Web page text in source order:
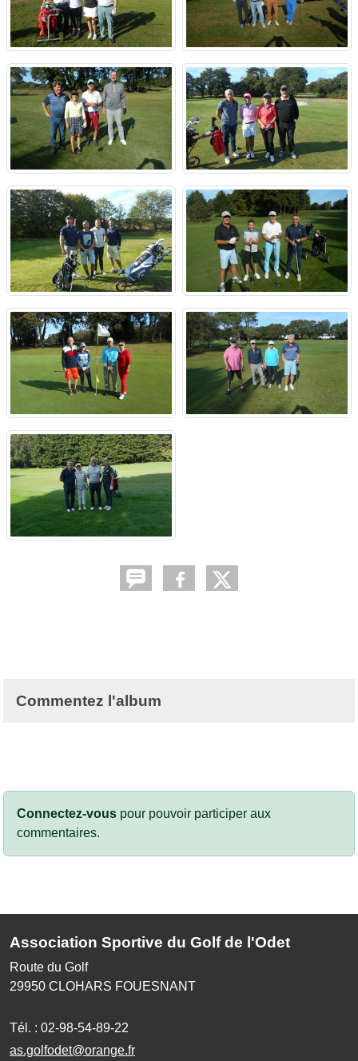
Commentez l'album
Connectez-vous pour pouvoir participer aux
commentaires.
Association Sportive du Golf de l'Odet
Route du Golf
29950 CLOHARS FOUESNANT
Tél. : 02-98-54-89-22
as.golfodet@orange.fr